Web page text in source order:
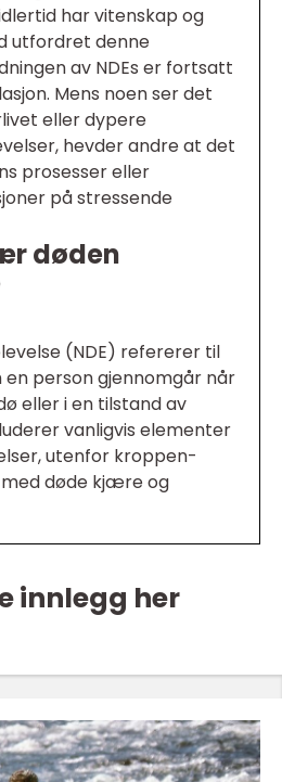
har vitenskap og
utfordret denne
av NDEs er fortsatt
Mens noen ser det
eller dypere
hevder andre at det
prosesser eller
på stressende
døden
(NDE) refererer til
person gjennomgår når
eller i en tilstand av
vanligvis elementer
utenfor kroppen-
døde kjære og
innlegg her